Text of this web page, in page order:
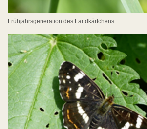
Frühjahrsgeneration des Landkärtchens